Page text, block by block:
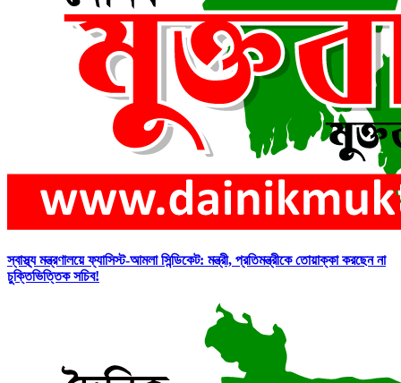
স্বাস্থ্য মন্ত্রণালয়ে ফ্যাসিস্ট-আমলা সিন্ডিকেট: মন্ত্রী, প্রতিমন্ত্রীকে তোয়াক্কা করছেন না
চুক্তিভিত্তিক সচিব!